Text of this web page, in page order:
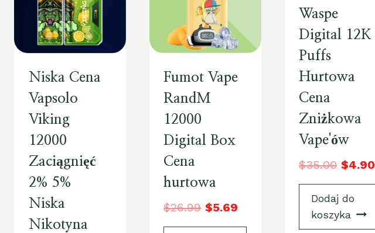
Niska Cena
Vapsolo
Viking
12000
Zaciągnięć
2% 5%
Niska
Nikotyna
Fumot Vape
RandM
12000
Digital Box
Cena
hurtowa
$26.99 $5.69
Waspe
Digital 12K
Puffs
Hurtowa
Cena
Zniżkowa
Vape'ów
$35.00 $4.90
Dodaj do
koszyka